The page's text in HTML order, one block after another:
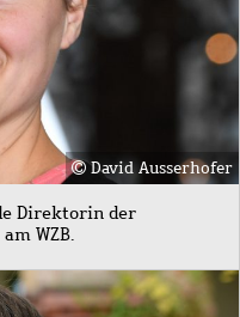
David Ausserhofer
Direktorin der
WZB.